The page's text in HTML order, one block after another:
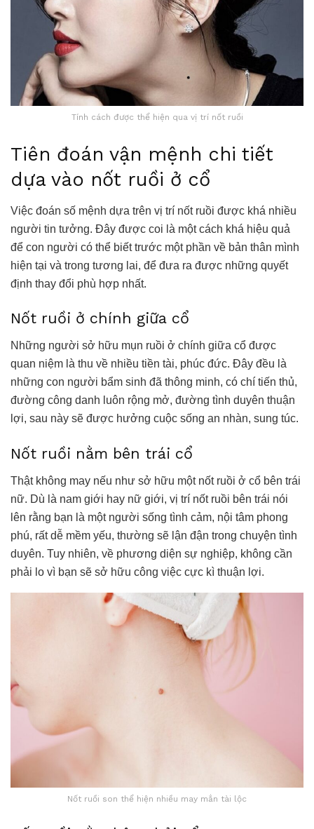
Tính cách được thể hiện qua vị trí nốt ruồi
Tiên đoán vận mệnh chi tiết
dựa vào nốt ruồi ở cổ
Việc đoán số mệnh dựa trên vị trí nốt ruồi được khá nhiều
người tin tưởng. Đây được coi là một cách khá hiệu quả
để con người có thể biết trước một phần về bản thân mình
hiện tại và trong tương lai, để đưa ra được những quyết
định thay đổi phù hợp nhất.
Nốt ruồi ở chính giữa cổ
Những người sở hữu mụn ruồi ở chính giữa cổ được
quan niệm là thu về nhiều tiền tài, phúc đức. Đây đều là
những con người bẩm sinh đã thông minh, có chí tiến thủ,
đường công danh luôn rộng mở, đường tình duyên thuận
lợi, sau này sẽ được hưởng cuộc sống an nhàn, sung túc.
Nốt ruồi nằm bên trái cổ
Thật không may nếu như sở hữu một nốt ruồi ở cổ bên trái
nữ. Dù là nam giới hay nữ giới, vị trí nốt ruồi bên trái nói
lên rằng bạn là một người sống tình cảm, nội tâm phong
phú, rất dễ mềm yếu, thường sẽ lận đận trong chuyện tình
duyên. Tuy nhiên, về phương diện sự nghiệp, không cần
phải lo vì bạn sẽ sở hữu công việc cực kì thuận lợi.
Nốt ruồi son thể hiện nhiều may mắn tài lộc